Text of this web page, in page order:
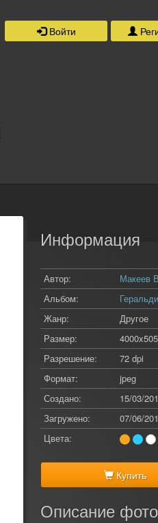
Войти
Информация
Автор:
Макеев
Альбом:
Жанр:
Другое
Размер:
Разрешение:
72 dpi
Формат:
jpeg
Создано:
15/03/
Загружено:
07/06/
Цвета:
Купить
Описание фото